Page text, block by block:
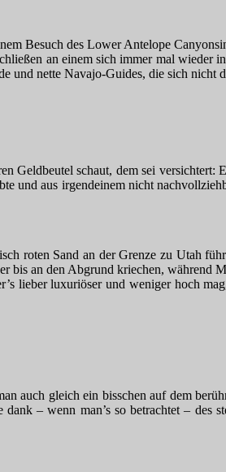
Besuch des Lower Antelope
an einem sich immer mal
und nette Navajo-Guides, die sich
Geldbeutel schaut, dem sei
und aus irgendeinem nicht
roten Sand an der Grenze zu Utah
bis an den Abgrund kriechen,
lieber luxuriöser und weniger hoch
auch gleich ein bisschen auf dem
– wenn man’s so betrachtet – des